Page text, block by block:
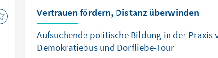
Vertrauen fördern, Distanz überwinden
Aufsuchende politische Bildung in der Praxis
Demokratiebus und Dorfliebe-Tour